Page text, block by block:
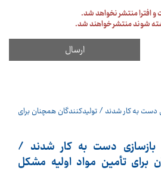
افترا منتشر نخواهد شد.
شوند منتشر خواهند شد.
بازسازی دست به کار شدند /
برای تأمین مواد اولیه مشکل